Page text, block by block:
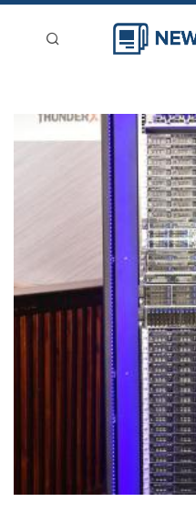
新聞稿分類